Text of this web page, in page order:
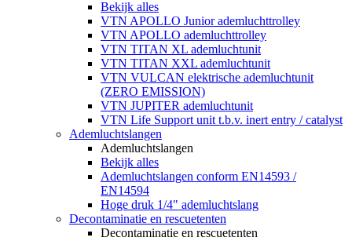
Bekijk alles
VTN APOLLO Junior ademluchttrolley
VTN APOLLO ademluchttrolley
VTN TITAN XL ademluchtunit
VTN TITAN XXL ademluchtunit
VTN VULCAN elektrische ademluchtunit
(ZERO EMISSION)
VTN JUPITER ademluchtunit
VTN Life Support unit t.b.v. inert entry / catalyst
Ademluchtslangen
Ademluchtslangen
Bekijk alles
Ademluchtslangen conform EN14593 /
EN14594
Hoge druk 1/4" ademluchtslang
Decontaminatie en rescuetenten
Decontaminatie en rescuetenten